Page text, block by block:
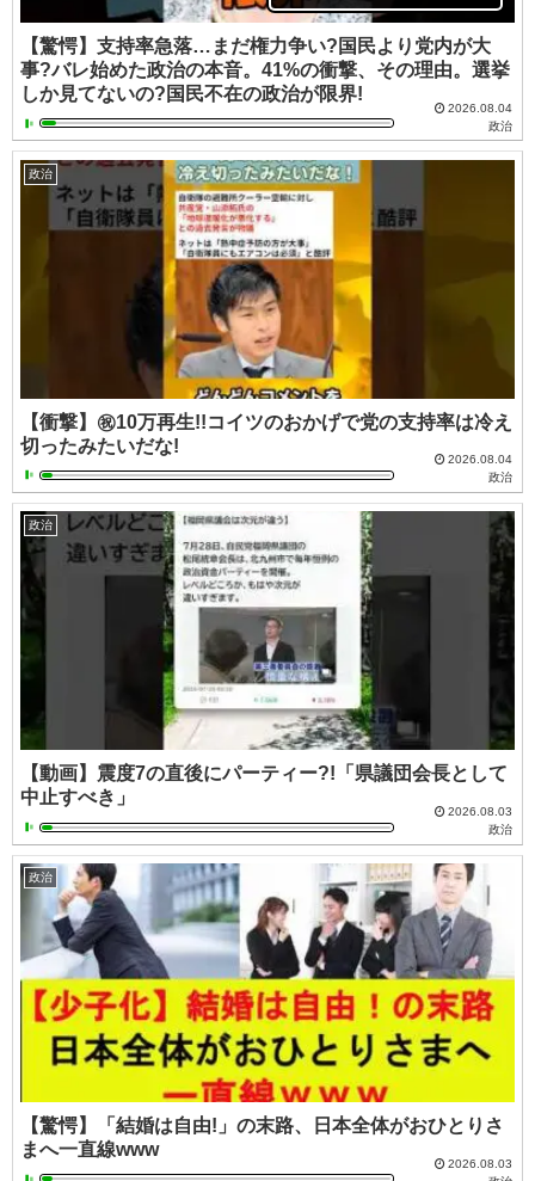
【驚愕】支持率急落…まだ権力争い?国民より党内が大
事?バレ始めた政治の本音。41%の衝撃、その理由。選挙
しか見てないの?国民不在の政治が限界!
2026.08.04
政治
政治
【衝撃】㊗️10万再生!!コイツのおかげで党の支持率は冷え
切ったみたいだな!
2026.08.04
政治
政治
【動画】震度7の直後にパーティー?!「県議団会長として
中止すべき」
2026.08.03
政治
政治
【驚愕】「結婚は自由!」の末路、日本全体がおひとりさ
まへ一直線www
2026.08.03